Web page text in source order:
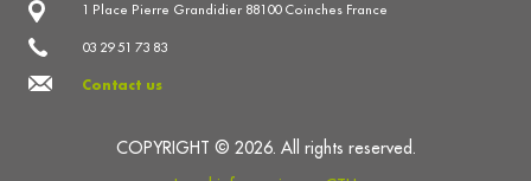
1 Place Pierre Grandidier 88100 Coinches France
03 29 51 73 83
Contact us
COPYRIGHT © 2026. All rights reserved.